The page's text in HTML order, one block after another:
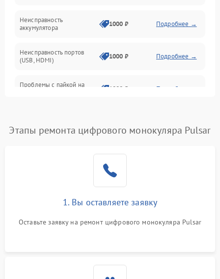
Неисправность
аккумулятора
1000 ₽ Подробнее →
Неисправность портов
(USB, HDMI)
1000 ₽ Подробнее →
Проблемы с пайкой на
1000 ₽ Подробнее →
500 ₽
1500 ₽
изображения
1000 ₽ Подробнее →
Этапы ремонта цифрового монокуляра Pulsar
1. Вы оставляете заявку
Оставьте заявку на ремонт цифрового монокуляра Pulsar